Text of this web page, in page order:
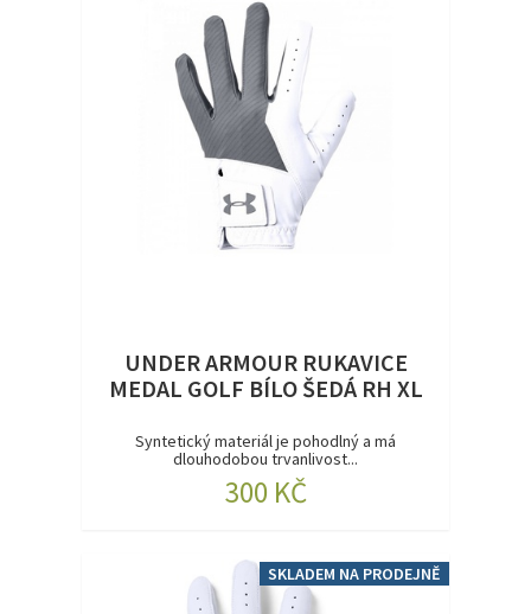
UNDER ARMOUR RUKAVICE
MEDAL GOLF BÍLO ŠEDÁ RH XL
Syntetický materiál je pohodlný a má
dlouhodobou trvanlivost...
300 KČ
SKLADEM NA PRODEJNĚ